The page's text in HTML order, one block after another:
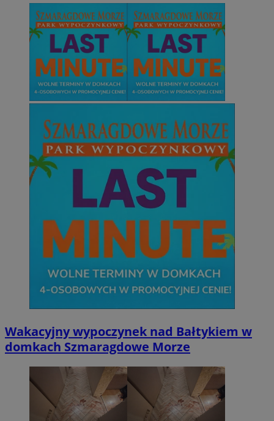
Wakacyjny wypoczynek nad Bałtykiem w
domkach Szmaragdowe Morze